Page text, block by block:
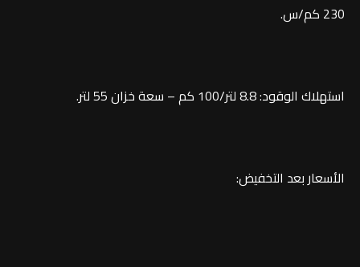
230 كم/س.
استهلاك الوقود: 8.8 لتر/100 كم – سعة خزان 55 لتر.
الأسعار بعد التخفيض: